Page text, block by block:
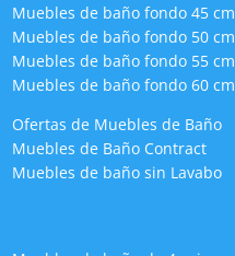
Muebles de baño fondo 45
Muebles de baño fondo 50
Muebles de baño fondo 55
Muebles de baño fondo 60
Ofertas de Muebles de Baño
Muebles de Baño Contract
Muebles de baño sin Lavabo